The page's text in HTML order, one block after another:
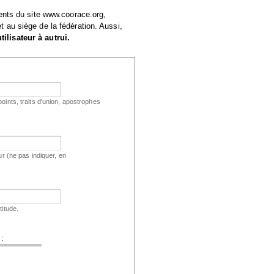
du site www.coorace.org,
au siège de la fédération. Aussi,
à autrui.
traits d'union, apostrophes
(ne pas indiquer, en